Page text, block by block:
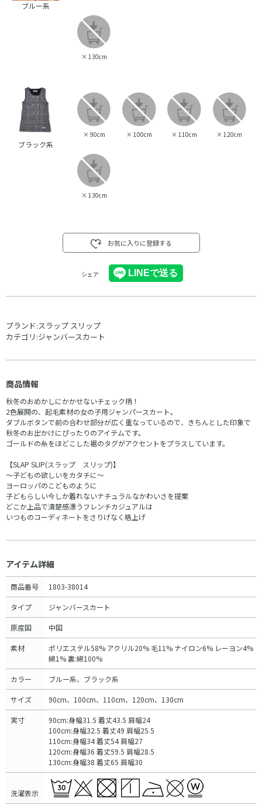
ブルー系
× 130cm
ブラック系
× 90cm × 100cm × 110cm × 120cm
× 130cm
お気に入りに登録する
シェア
ブランド:スラップ スリップ
カテゴリ:ジャンバースカート
商品情報
秋冬のおめかしにかかせないチェック柄！
2色展開の、起毛素材の女の子用ジャンパースカート。
ダブルボタンで前の合わせ部分が広く重なっているので、きちんとした印象で
秋冬のお出かけにぴったりのアイテムです。
ゴールドの糸をほどこした裾のタグがアクセントをプラスしています。
【SLAP SLIP(スラップ スリップ)】
～子どもの欲しいをカタチに～
ヨーロッパのこどものように
子どもらしい今しか着れないナチュラルなかわいさを提案
どこか上品で清楚感漂うフレンチカジュアルは
いつものコーディネートをさりげなく格上げ
アイテム詳細
商品番号 1803-38014
タイプ ジャンバースカート
原産国 中国
素材
ポリエステル58% アクリル20% 毛11% ナイロン6% レーヨン4%
綿1% 裏:綿100%
カラー ブルー系、ブラック系
サイズ 90cm、100cm、110cm、120cm、130cm
実寸
90cm:身幅31.5 着丈43.5 肩幅24
100cm:身幅32.5 着丈49 肩幅25.5
110cm:身幅34 着丈54 肩幅27
120cm:身幅36 着丈59.5 肩幅28.5
130cm:身幅38 着丈65 肩幅30
洗濯表示